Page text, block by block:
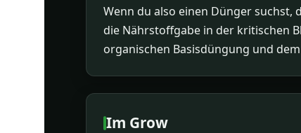
Wenn du also einen Dünger
die Nährstoffgabe in der kritischen
organischen Basisdüngung und
Im Grow